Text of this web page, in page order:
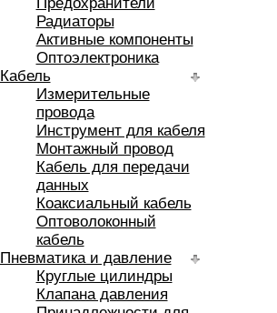
Радиаторы
Активные компоненты
Оптоэлектроника
Кабель
Измерительные
провода
Инструмент для кабеля
Монтажный провод
Кабель для передачи
данных
Коаксиальный кабель
Оптоволоконный
кабель
Пневматика и давление
Круглые цилиндры
Клапана давления